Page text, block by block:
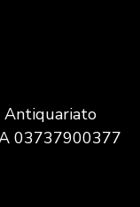
Antiquariato
03737900377